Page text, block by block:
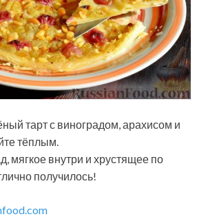
тарт с виноградом, арахисом и
тёплым.
мягкое внутри и хрустящее по
получилось!